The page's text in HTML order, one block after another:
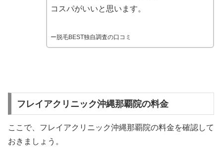
コスパがいいと思います。
ー脱毛BEST独自調査の口コミ
フレイアクリニック沖縄那覇院の料金
ここで、フレイアクリニック沖縄那覇院の料金を確認して
おきましょう。